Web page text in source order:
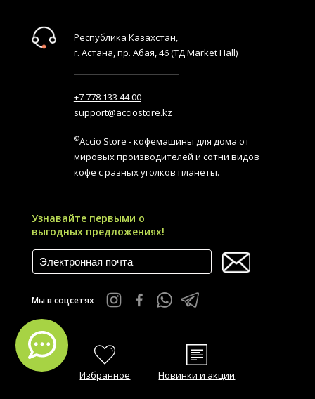
Республика Казахстан,
г. Астана, пр. Абая, 46 (ТД Market Hall)
+7 778 133 44 00
support@acciostore.kz
©Accio Store - кофемашины для дома от
мировых производителей и сотни видов
кофе с разных уголков планеты.
Узнавайте первыми о
выгодных предложениях!
Мы в соцсетях
Избранное Новинки и акции